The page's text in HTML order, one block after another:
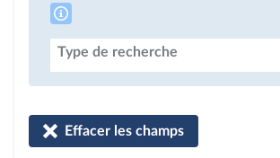
Type de recherche
Effacer les champs